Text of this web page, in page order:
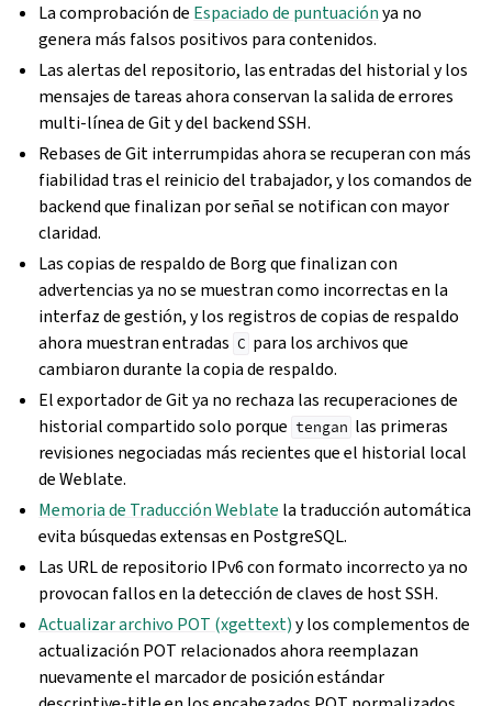
La comprobación de Espaciado de puntuaciónya no
genera más falsos positivos para contenidos.
Las alertas del repositorio, las entradas del historial y los
mensajes de tareas ahora conservan la salida de errores
multi‐línea de Git y del backend SSH.
Rebases de Git interrumpidas ahora se recuperan con más
fiabilidad tras el reinicio del trabajador, y los comandos de
backend que finalizan por señal se notifican con mayor
claridad.
Las copias de respaldo de Borg que finalizan con
advertencias ya no se muestran como incorrectas en la
interfaz de gestión, y los registros de copias de respaldo
ahora muestran entradas C para los archivos que
cambiaron durante la copia de respaldo.
El exportador de Git ya no rechaza las recuperaciones de
historial compartido solo porque tengan las primeras
revisiones negociadas más recientes que el historial local
de Weblate.
Memoria de Traducción Weblate la traducción automática
evita búsquedas extensas en PostgreSQL.
Las URL de repositorio IPv6 con formato incorrecto ya no
provocan fallos en la detección de claves de host SSH.
Actualizar archivo POT (xgettext)y los complementos de
actualización POT relacionados ahora reemplazan
nuevamente el marcador de posición estándar